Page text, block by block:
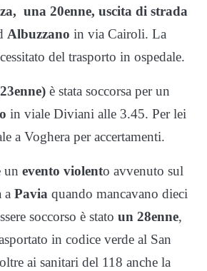
una 20enne, uscita di strada
Albuzzano in via Cairoli. La
del trasporto in ospedale.
è stata soccorsa per un
in viale Diviani alle 3.45. Per lei
a Voghera per accertamenti.
un evento violento avvenuto sul
a Pavia quando mancavano dieci
soccorso è stato un 28enne,
in codice verde al San
ai sanitari del 118 anche la